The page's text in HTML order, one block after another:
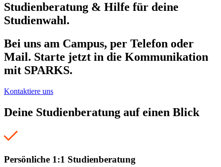
Studienberatung & Hilfe für deine
Studienwahl.
Bei uns am Campus, per Telefon oder
Mail. Starte jetzt in die Kommunikation
mit SPARKS.
Kontaktiere uns
Deine Studienberatung auf einen Blick
Persönliche 1:1 Studienberatung